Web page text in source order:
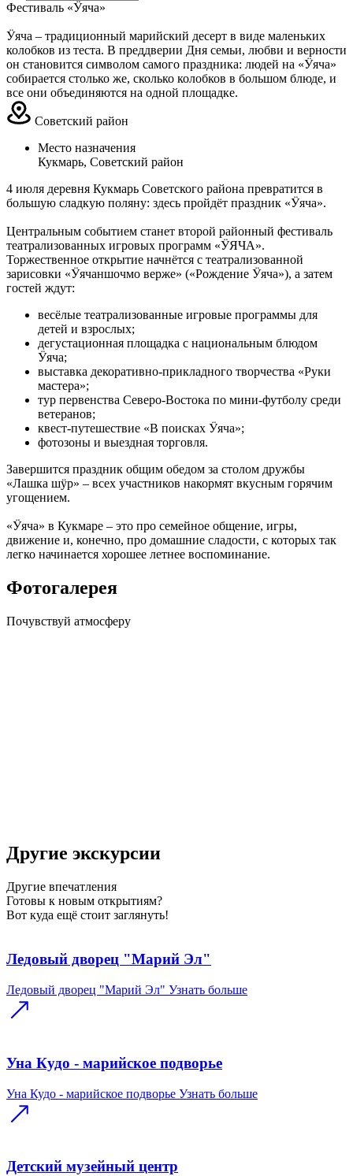
Фестиваль «Ӱяча»
Ӱяча – традиционный марийский десерт в виде маленьких
колобков из теста. В преддверии Дня семьи, любви и верности
он становится символом самого праздника: людей на «Ӱяча»
собирается столько же, сколько колобков в большом блюде, и
все они объединяются на одной площадке.
Советский район
Место назначения
Кукмарь, Советский район
4 июля деревня Кукмарь Советского района превратится в
большую сладкую поляну: здесь пройдёт праздник «Ӱяча».
Центральным событием станет второй районный фестиваль
театрализованных игровых программ «ӰЯЧА».
Торжественное открытие начнётся с театрализованной
зарисовки «Ӱячаншочмо верже» («Рождение Ӱяча»), а затем
гостей ждут:
весёлые театрализованные игровые программы для
детей и взрослых;
дегустационная площадка с национальным блюдом
Ӱяча;
выставка декоративно-прикладного творчества «Руки
мастера»;
тур первенства Северо-Востока по мини-футболу среди
ветеранов;
квест-путешествие «В поисках Ӱяча»;
фотозоны и выездная торговля.
Завершится праздник общим обедом за столом дружбы
«Лашка шӱр» – всех участников накормят вкусным горячим
угощением.
«Ӱяча» в Кукмаре – это про семейное общение, игры,
движение и, конечно, про домашние сладости, с которых так
легко начинается хорошее летнее воспоминание.
Фотогалерея
Почувствуй атмосферу
Другие экскурсии
Другие впечатления
Готовы к новым открытиям?
Вот куда ещё стоит заглянуть!
Ледовый дворец "Марий Эл"
Ледовый дворец "Марий Эл" Узнать больше
Уна Кудо - марийское подворье
Уна Кудо - марийское подворье Узнать больше
Детский музейный центр